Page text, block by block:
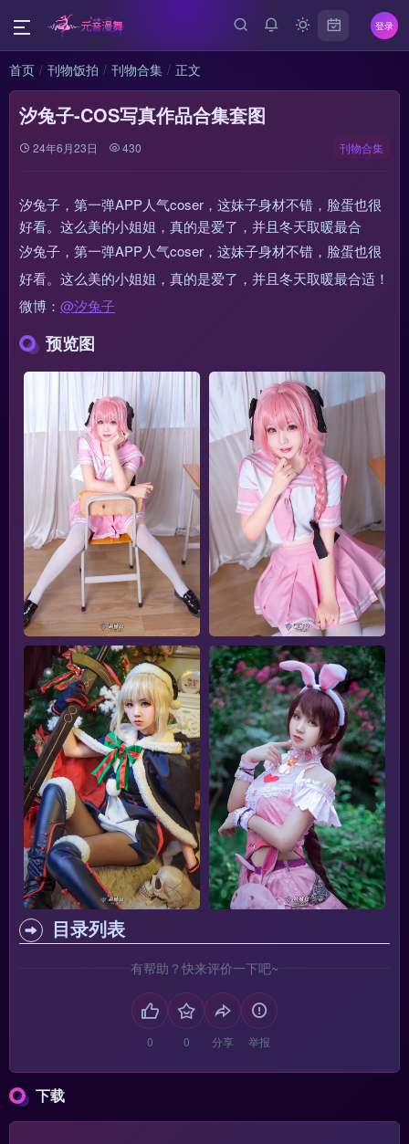
登录
首页 刊物饭拍 刊物合集 正文
汐兔子-COS写真作品合集套图
24年6月23日 430 刊物合集
汐兔子，第一弹APP人气coser，这妹子身材不错，脸蛋也很
好看。这么美的小姐姐，真的是爱了，并且冬天取暖最合
汐兔子，第一弹APP人气coser，这妹子身材不错，脸蛋也很
好看。这么美的小姐姐，真的是爱了，并且冬天取暖最合适！
微博： @汐兔子
预览图
目录列表
有帮助？快来评价一下吧~
分享 举报
下载